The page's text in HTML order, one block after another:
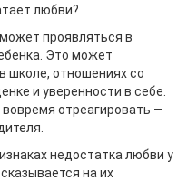
любви?
проявляться в
Это может
школе, отношениях со
и уверенности в себе.
отреагировать —
недостатка любви у
на их